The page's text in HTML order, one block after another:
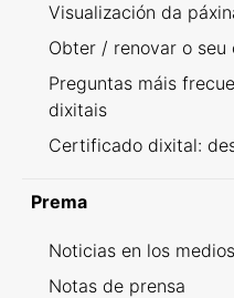
Visualización da
Obter / renovar o
Preguntas máis
dixitais
Certificado dixital:
Prema
Noticias en los medios
Notas de prensa